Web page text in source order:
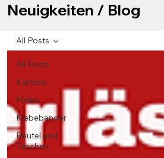
Neuigkeiten / Blog
All Posts
Kartons
Folien
Klebebänder
Beutel und
Taschen
All Posts